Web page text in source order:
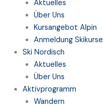
Aktuelles
Über Uns
Kursangebot Alpin
Anmeldung Skikurse
Ski Nordisch
Aktuelles
Über Uns
Aktivprogramm
Wandern